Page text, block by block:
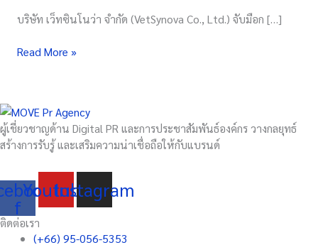
บริษัท เว็ทซินโนว่า จำกัด (VetSynova Co., Ltd.) จับมือก […]
วิจัย
อาหาร
โรค
สำหรับ
สัตว์
Read More »
ผู้เชี่ยวชาญด้าน Digital PR และการประชาสัมพันธ์องค์กร วางกลยุทธ์
สร้างการรับรู้ และเสริมความน่าเชื่อถือให้กับแบรนด์
f
Youtube
Instagram
ติดต่อเรา
(+66) 95-056-5353